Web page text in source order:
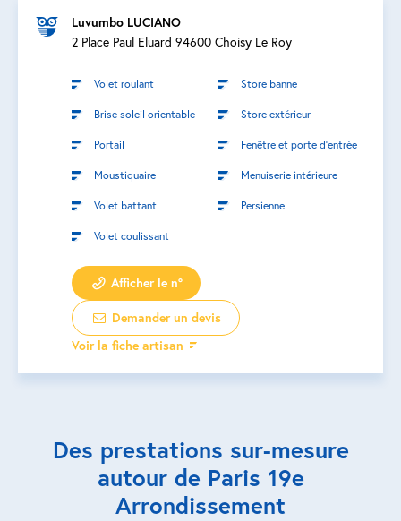
Luvumbo LUCIANO
2 Place Paul Eluard 94600 Choisy Le Roy
Volet roulant Store banne
Brise soleil orientable Store extérieur
Portail Fenêtre et porte d’entrée
Moustiquaire Menuiserie intérieure
Volet battant Persienne
Volet coulissant
Afficher le n°
Demander un devis
Voir la fiche artisan
Des prestations sur-mesure
autour de Paris 19e
Arrondissement